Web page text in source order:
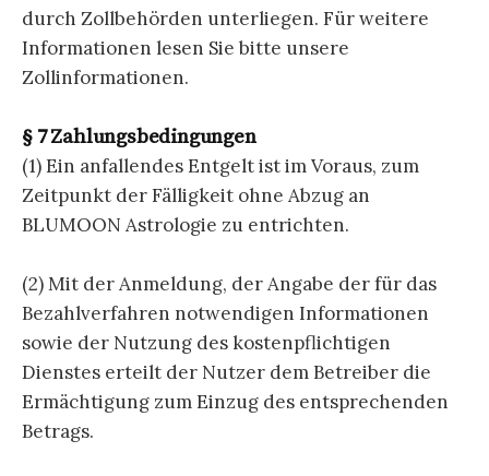
durch Zollbehörden unterliegen. Für weitere
Informationen lesen Sie bitte unsere
Zollinformationen.
§ 7 Zahlungsbedingungen
(1) Ein anfallendes Entgelt ist im Voraus, zum
Zeitpunkt der Fälligkeit ohne Abzug an
BLUMOON Astrologie zu entrichten.
(2) Mit der Anmeldung, der Angabe der für das
Bezahlverfahren notwendigen Informationen
sowie der Nutzung des kostenpflichtigen
Dienstes erteilt der Nutzer dem Betreiber die
Ermächtigung zum Einzug des entsprechenden
Betrags.